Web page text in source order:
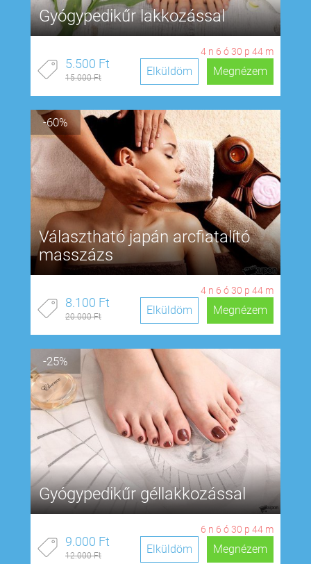
Gyógypedikűr lakkozással
4 n 6 ó30 p 43 m
5.500 Ft
15.000 Ft Megnézem
Elküldöm
-60%
Választható japán arcfiatalító
masszázs
4 n 6 ó30 p 43 m
8.100 Ft
20.000 Ft Megnézem
Elküldöm
-25%
Gyógypedikűr géllakkozással
6 n 6 ó30 p 43 m
9.000 Ft
12.000 Ft Megnézem
Elküldöm